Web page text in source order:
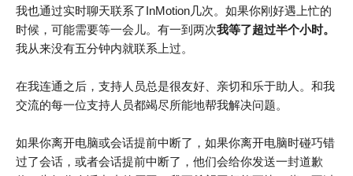
我也通过实时聊天联系了InMotion几次。如果你刚好遇上忙的
时候，可能需要等一会儿。有一到两次我等了超过半个小时。
我从来没有五分钟内就联系上过。
在我连通之后，支持人员总是很友好、亲切和乐于助人。和我
交流的每一位支持人员都竭尽所能地帮我解决问题。
如果你离开电脑或会话提前中断了，如果你离开电脑时碰巧错
过了会话，或者会话提前中断了，他们会给你发送一封道歉